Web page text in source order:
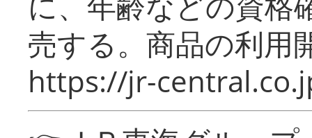
売する。商品の利用
https://jr-